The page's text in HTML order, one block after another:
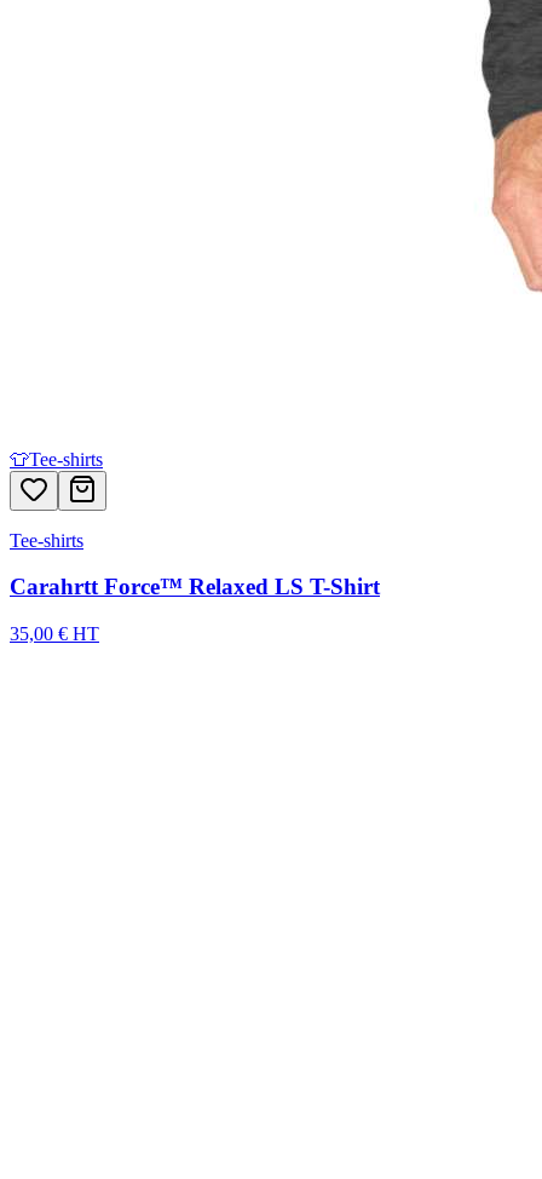
👕Tee-shirts
Tee-shirts
Carahrtt Force™ Relaxed LS T-Shirt
35,00 € HT